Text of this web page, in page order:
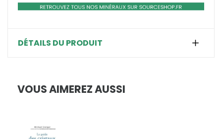
DÉTAILS DU PRODUIT
VOUS AIMEREZ AUSSI